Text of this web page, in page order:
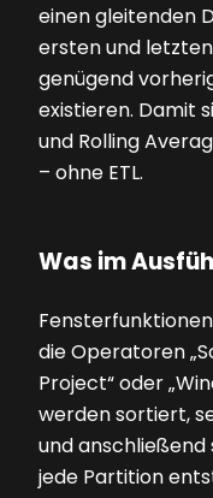
einen gleitenden
ersten und
genügend
existieren. Damit
und Rolling
– ohne ETL.
Was im
die Operatoren
Project“ oder
werden sortiert,
und
jede Partition